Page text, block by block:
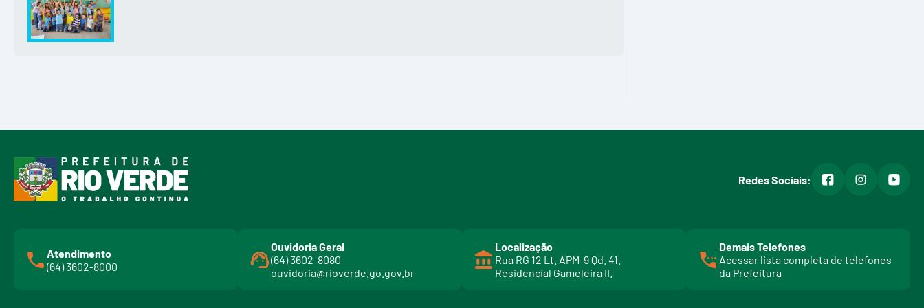
Redes Sociais: facebookinstagram
Atendimento
(64) 3602-8000
Ouvidoria Geral
(64) 3602-8080
ouvidoria@rioverde.go.gov.br
Localização
Rua RG 12 Lt. APM-9 Qd. 41.
Residencial Gameleira II.
Demais Telefones
Acessar lista completa de telefones
da Prefeitura
l
i